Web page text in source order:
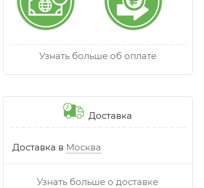
Узнать больше об оплате
Доставка
Доставка в Москва
Узнать больше о доставке